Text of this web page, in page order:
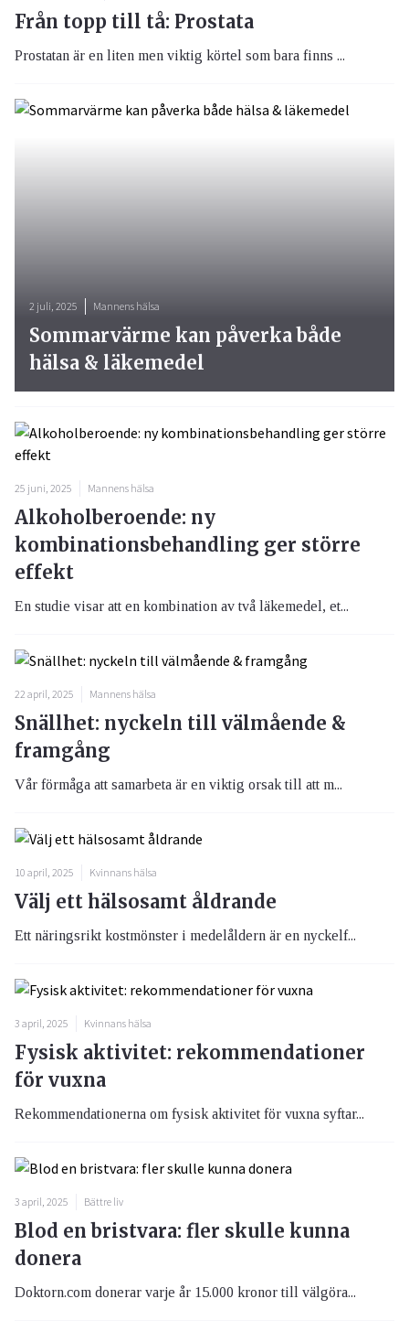
Från topp till tå: Prostata
Prostatan är en liten men viktig körtel som bara finns ...
2 juli, 2025 Mannens hälsa
Sommarvärme kan påverka både
hälsa & läkemedel
25 juni, 2025 Mannens hälsa
Alkoholberoende: ny
kombinationsbehandling ger större
effekt
En studie visar att en kombination av två läkemedel, et...
22 april, 2025 Mannens hälsa
Snällhet: nyckeln till välmående &
framgång
Vår förmåga att samarbeta är en viktig orsak till att m...
10 april, 2025 Kvinnans hälsa
Välj ett hälsosamt åldrande
Ett näringsrikt kostmönster i medelåldern är en nyckelf...
3 april, 2025 Kvinnans hälsa
Fysisk aktivitet: rekommendationer
för vuxna
Rekommendationerna om fysisk aktivitet för vuxna syftar...
3 april, 2025 Bättre liv
Blod en bristvara: fler skulle kunna
donera
Doktorn.com donerar varje år 15.000 kronor till välgöra...